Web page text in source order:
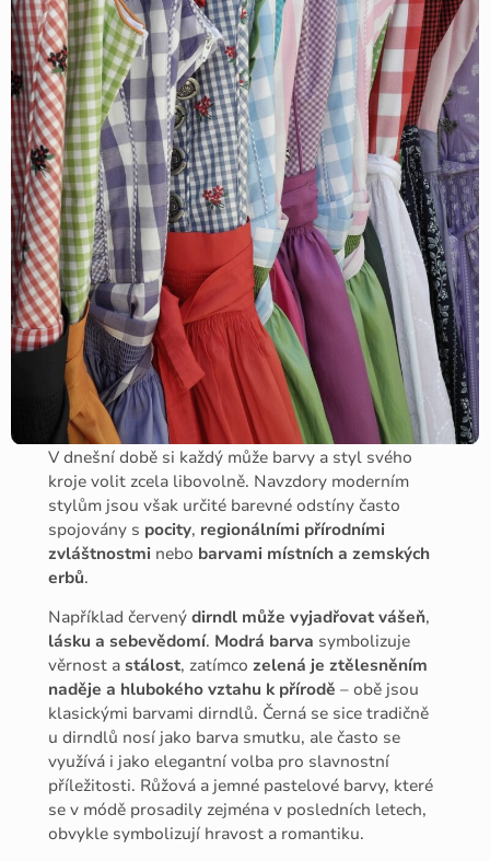
V dnešní době si každý může barvy a styl svého
kroje volit zcela libovolně. Navzdory moderním
stylům jsou však určité barevné odstíny často
spojovány s pocity, regionálními přírodními
zvláštnostmi nebo barvami místních a zemských
erbů.
Například červený dirndl může vyjadřovat vášeň,
lásku a sebevědomí. Modrá barva symbolizuje
věrnost a stálost, zatímcozelená je ztělesněním
naděje a hlubokého vztahu k přírodě – obě jsou
klasickými barvami dirndlů. Černá se sice tradičně
u dirndlů nosí jako barva smutku, ale často se
využívá i jako elegantní volba pro slavnostní
příležitosti. Růžová a jemné pastelové barvy, které
se v módě prosadily zejména v posledních letech,
obvykle symbolizují hravost a romantiku.